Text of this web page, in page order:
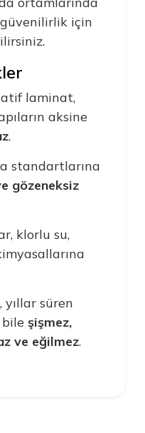
için
laminat,
aksine
.
standartlarına
gözeneksiz
klorlu su,
yıllar süren
bile şişmez,
ve eğilmez.